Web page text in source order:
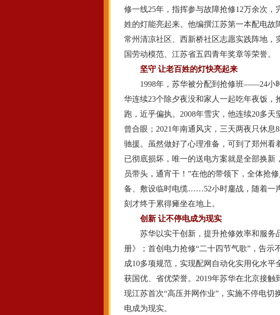
修一线25年，指挥参与故障抢修12万余次
姓的灯能亮起来。他编撰江苏第一本配电故
常州清凉社区、西新桥社区志愿实践阵地，
国劳动模范、江苏省五四青年奖章等荣誉。
坚守 让老百姓的灯快亮起来
1998年，苏华被分配到抢修班——24小时
华连续23个除夕夜没和家人一起吃年夜饭，
跑，近乎偏执。2008年雪灾，他连续20多
曾合眼；2021年南通风灾，三天两夜只休
驰援。虽然做好了心理准备，可到了郑州
已彻底损坏，唯一的送电方案就是全部换新
员带头，通宵干！”在他的带领下，全体抢
备、敷设临时电缆……52小时鏖战，随着一
刻才终于累得瘫坐在地上。
创新 让不停电成为现实
苏华以实干创新，提升抢修效率和服务
册》；首创电力抢修“二十四节气歌”，告
成10多项规范，实现配网自动化实用化水
获国优、省优荣誉。2019年苏华在北京接触
现江苏首次“高压并网作业”，实施不停电
电成为现实。